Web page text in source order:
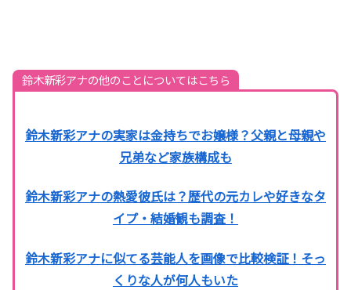
鈴木新彩アナの他のことについてはこちら
鈴木新彩アナの実家は金持ちでお嬢様？父親と母親や
兄弟など家族構成も
鈴木新彩アナの熱愛彼氏は？歴代の元カレや好きなタ
イプ・結婚観も調査！
鈴木新彩アナに似てる芸能人を画像で比較検証！そっ
くりな人が何人もいた